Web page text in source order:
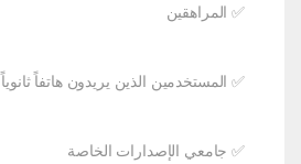
✅ المراهقين
✅ المستخدمين الذين يريدون هاتفاً ثانوياً
✅ جامعي الإصدارات الخاصة